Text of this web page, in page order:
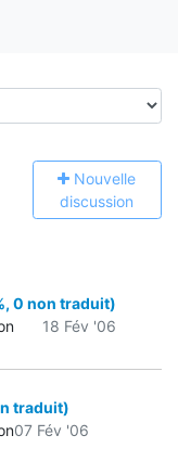
Nouvelle
discussion
0 non traduit)
18 Fév '06
traduit)
07 Fév '06